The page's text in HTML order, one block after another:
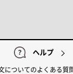
ヘルプ
についてのよくある質